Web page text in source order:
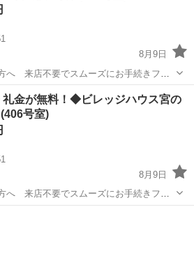
8月9日
へ 来店不要でスムーズにお手続きフリ
越サポートあり！敷金・礼金・更新料・
や審査の結果、敷金をお預かりする場合
徒歩1...
駅 アパート 徒歩
金が無料！◆ビレッジハウス宮の
号室)
8月9日
へ 来店不要でスムーズにお手続きフリ
越サポートあり！敷金・礼金・更新料・